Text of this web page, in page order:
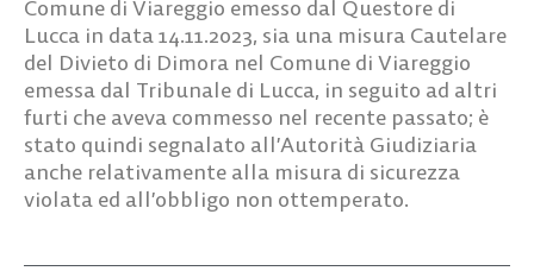
Comune di Viareggio emesso dal Questore di
Lucca in data 14.11.2023, sia una misura Cautelare
del Divieto di Dimora nel Comune di Viareggio
emessa dal Tribunale di Lucca, in seguito ad altri
furti che aveva commesso nel recente passato; è
stato quindi segnalato all’Autorità Giudiziaria
anche relativamente alla misura di sicurezza
violata ed all’obbligo non ottemperato.